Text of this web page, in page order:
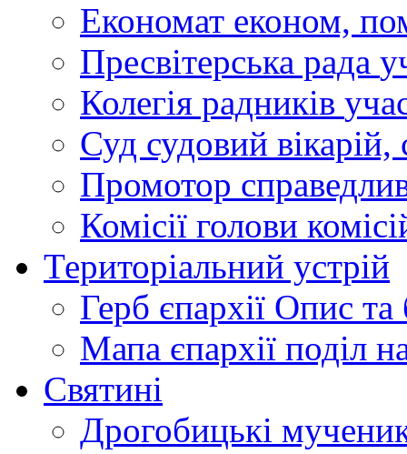
Економат економ,
Пресвітерська рада
Колегія радників
Суд судовий вікарій,
Промотор
Комісії голови
Територіальний устрій
Герб єпархії Опис та
Мапа єпархії поділ
Святині
Дрогобицькі